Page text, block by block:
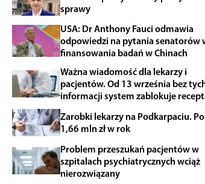
sprawy
USA: Dr Anthony Fauci odmawia
odpowiedzi na pytania senatorów
finansowania badań w Chinach
Ważna wiadomość dla lekarzy i
pacjentów. Od 13 września bez
informacji system zablokuje
Zarobki lekarzy na Podkarpaciu.
1,66 mln zł w rok
Problem przeszukań pacjentów w
szpitalach psychiatrycznych wciąż
nierozwiązany